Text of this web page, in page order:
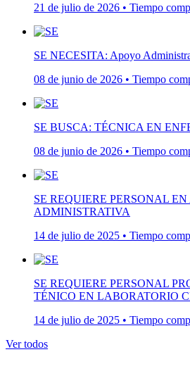
21 de julio de 2026 • Tiempo
SE NECESITA: Apoyo
08 de junio de 2026 • Tiempo
SE BUSCA: TÉCNICA EN
08 de junio de 2026 • Tiempo
SE REQUIERE PERSONAL
ADMINISTRATIVA
14 de julio de 2025 • Tiempo
SE REQUIERE PERSONAL
TÉNICO EN LABORATORIO
14 de julio de 2025 • Tiempo
Ver todos